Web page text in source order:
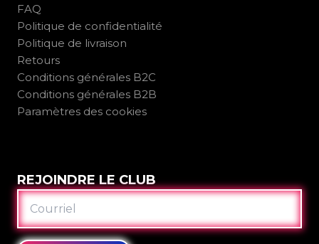
FAQ
Politique de confidentialité
Politique de livraison
Retours
Conditions générales B2C
Conditions générales B2B
Paramètres des cookies
REJOINDRE LE CLUB
COURRIEL